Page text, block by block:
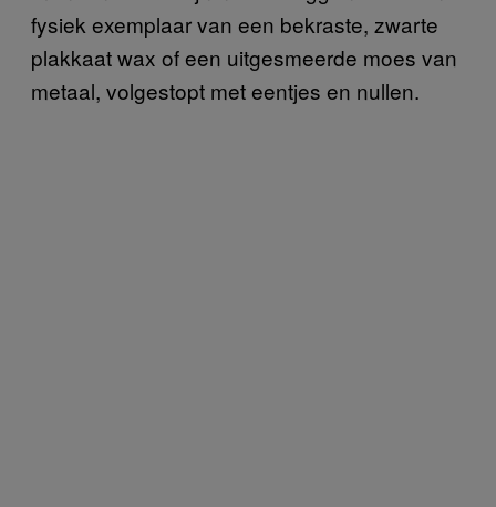
fysiek exemplaar van een bekraste, zwarte
plakkaat wax of een uitgesmeerde moes van
metaal, volgestopt met eentjes en nullen.